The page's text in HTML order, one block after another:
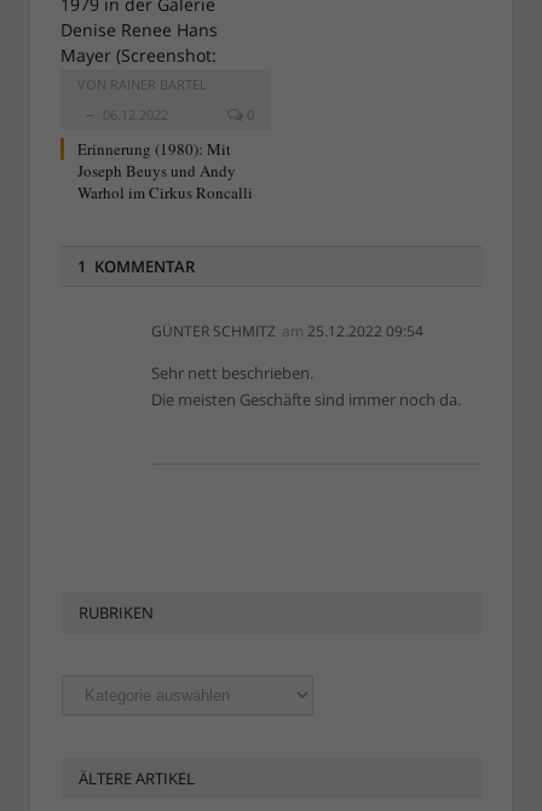
VON RAINER BARTEL
06.12.2022
0
Erinnerung (1980): Mit
Joseph Beuys und Andy
Warhol im Cirkus Roncalli
1 KOMMENTAR
GÜNTER SCHMITZ am 25.12.2022 09:54
Sehr nett beschrieben.
Die meisten Geschäfte sind immer noch da.
RUBRIKEN
Rubriken
ÄLTERE ARTIKEL